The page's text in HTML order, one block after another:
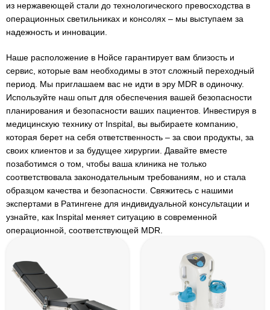
из нержавеющей стали до технологического превосходства в
операционных светильниках и консолях – мы выступаем за
надежность и инновации.
Наше расположение в Нойсе гарантирует вам близость и
сервис, которые вам необходимы в этот сложный переходный
период. Мы приглашаем вас не идти в эру MDR в одиночку.
Используйте наш опыт для обеспечения вашей безопасности
планирования и безопасности ваших пациентов. Инвестируя в
медицинскую технику от Inspital, вы выбираете компанию,
которая берет на себя ответственность – за свои продукты, за
своих клиентов и за будущее хирургии. Давайте вместе
позаботимся о том, чтобы ваша клиника не только
соответствовала законодательным требованиям, но и стала
образцом качества и безопасности. Свяжитесь с нашими
экспертами в Ратингене для индивидуальной консультации и
узнайте, как Inspital меняет ситуацию в современной
операционной, соответствующей MDR.